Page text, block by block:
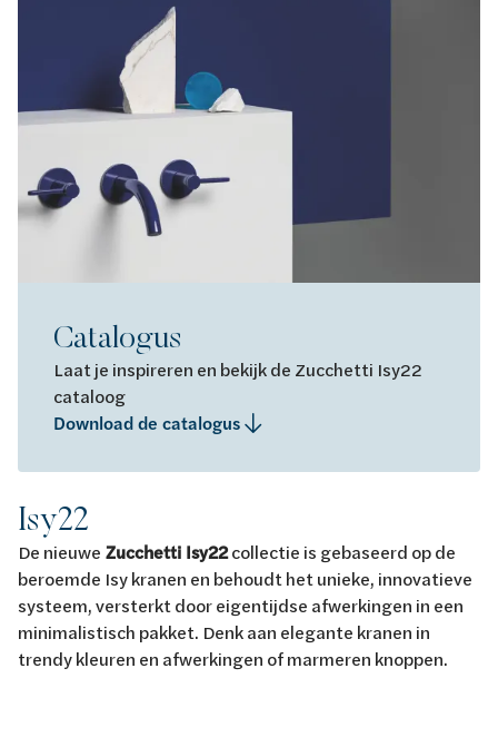
Catalogus
Laat je inspireren en bekijk de Zucchetti Isy22
cataloog
Download de catalogus
Isy22
De nieuwe Zucchetti Isy22collectie is gebaseerd op de
beroemde Isy kranen en behoudt het unieke, innovatieve
systeem, versterkt door eigentijdse afwerkingen in een
minimalistisch pakket. Denk aan elegante kranen in
trendy kleuren en afwerkingen of marmeren knoppen.